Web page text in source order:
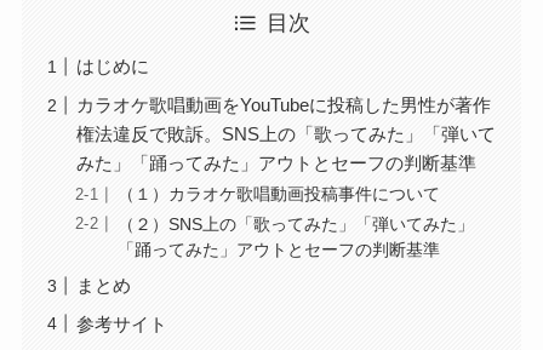
目次
はじめに
カラオケ歌唱動画をYouTubeに投稿した男性が著作
権法違反で敗訴。SNS上の「歌ってみた」「弾いて
みた」「踊ってみた」アウトとセーフの判断基準
（１）カラオケ歌唱動画投稿事件について
（２）SNS上の「歌ってみた」「弾いてみた」
「踊ってみた」アウトとセーフの判断基準
まとめ
参考サイト